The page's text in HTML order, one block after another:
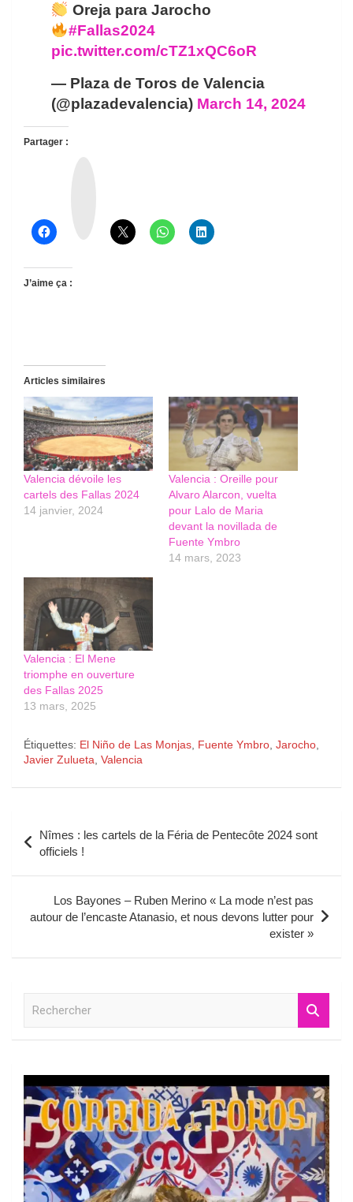
Oreja para Jarocho
#Fallas2024
pic.twitter.com/cTZ1xQC6oR
— Plaza de Toros de Valencia
(@plazadevalencia) March 14, 2024
Partager :
J’aime ça :
Articles similaires
Valencia dévoile les
cartels des Fallas 2024
14 janvier, 2024
Valencia : Oreille pour
Alvaro Alarcon, vuelta
pour Lalo de Maria
devant la novillada de
Fuente Ymbro
14 mars, 2023
Valencia : El Mene
triomphe en ouverture
des Fallas 2025
13 mars, 2025
Étiquettes: El Niño de Las Monjas, Fuente Ymbro, Jarocho,
Javier Zulueta, Valencia
de
l’article
Nîmes : les cartels de la Féria de Pentecôte 2024 sont
officiels !
Los Bayones – Ruben Merino « La mode n’est pas
autour de l’encaste Atanasio, et nous devons lutter pour
exister »
r
c
h
e
r